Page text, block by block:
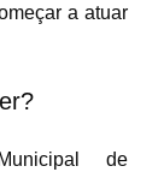
a atuar
de